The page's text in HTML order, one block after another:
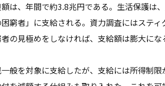
は、年間で約3.8兆円である。生活保護は
窮者」に支給される。資力調査にはステ
の見極めをしなければ、支給額は膨大にな
般を対象に支給したが、支給には所得制